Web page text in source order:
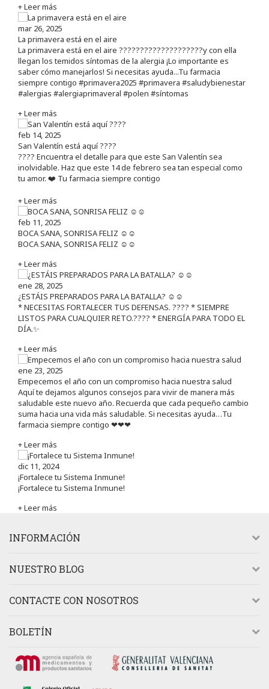
+ Leer más
mar 26, 2025
La primavera está en el aire
La primavera está en el aire ????????????????????y con ella
llegan los temidos síntomas de la alergia ¡Lo importante es
saber cómo manejarlos! Si necesitas ayuda...Tu farmacia
siempre contigo #primavera2025 #primavera #saludybienestar
#alergias #alergiaprimaveral #polen #síntomas
+ Leer más
feb 14, 2025
San Valentín está aquí ????
???? Encuentra el detalle para que este San Valentín sea
inolvidable. Haz que este 14 de febrero sea tan especial como
tu amor. ❤️ Tu farmacia siempre contigo
+ Leer más
feb 11, 2025
BOCA SANA, SONRISA FELIZ ☺️☺️
BOCA SANA, SONRISA FELIZ ☺️☺️
+ Leer más
ene 28, 2025
¿ESTÁIS PREPARADOS PARA LA BATALLA? ☺️☺️
* NECESITAS FORTALECER TUS DEFENSAS. ????️ * SIEMPRE
LISTOS PARA CUALQUIER RETO.???? * ENERGÍA PARA TODO EL
DÍA.✨
+ Leer más
ene 23, 2025
Empecemos el año con un compromiso hacia nuestra salud
Aquí te dejamos algunos consejos para vivir de manera más
saludable este nuevo año. Recuerda que cada pequeño cambio
suma hacia una vida más saludable. Si necesitas ayuda…Tu
farmacia siempre contigo ❤❤❤
+ Leer más
dic 11, 2024
¡Fortalece tu Sistema Inmune!
¡Fortalece tu Sistema Inmune!
+ Leer más
INFORMACIÓN
NUESTRO BLOG
CONTACTE CON NOSOTROS
BOLETÍN